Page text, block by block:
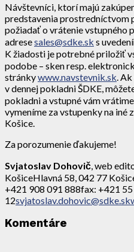
Návštevníci, ktorí majú
predstavenia prostredníctvom
požiadať o vrátenie vstupného
adresesales@sdke.sk s
K žiadosti je potrebné priložiť
podobe – sken resp.
stránkywww.navstevnik.sk .
v dennej pokladni ŠDKE,
pokladni a vstupné vám
vymeníme za vstupenky na iné
Košice.
Za porozumenie ďakujeme!
Svjatoslav Dohovič , web
KošiceHlavná 58, 042 77
+421 908 091 888fax: +421
12svjatoslav.dohovic@sdke.sk
Komentáre